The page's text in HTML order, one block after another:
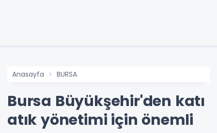
Anasayfa BURSA
Bursa Büyükşehir'den katı
atık yönetimi için önemli